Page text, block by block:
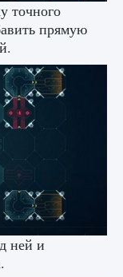
0
точного
прямую
ней и